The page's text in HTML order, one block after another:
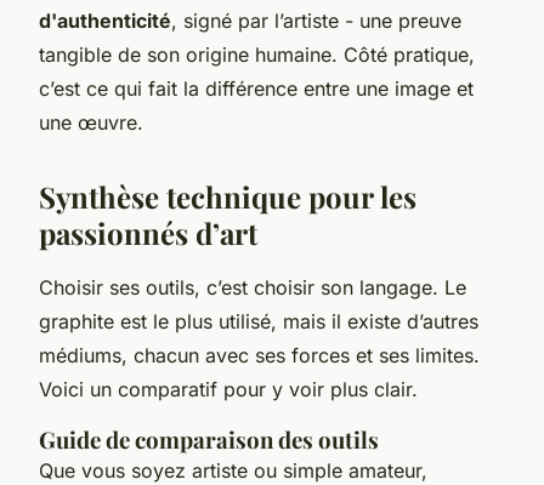
d'authenticité, signé par l’artiste - une preuve
tangible de son origine humaine. Côté pratique,
c’est ce qui fait la différence entre une image et
une œuvre.
Synthèse technique pour les
passionnés d’art
Choisir ses outils, c’est choisir son langage. Le
graphite est le plus utilisé, mais il existe d’autres
médiums, chacun avec ses forces et ses limites.
Voici un comparatif pour y voir plus clair.
Guide de comparaison des outils
Que vous soyez artiste ou simple amateur,